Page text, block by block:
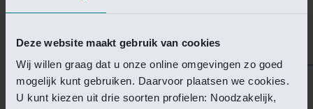
Deze website maakt gebruik van cookies
Wij willen graag dat u onze online omgevingen zo goed
mogelijk kunt gebruiken. Daarvoor plaatsen we cookies.
U kunt kiezen uit drie soorten profielen: Noodzakelijk,
Helaas is deze pagina